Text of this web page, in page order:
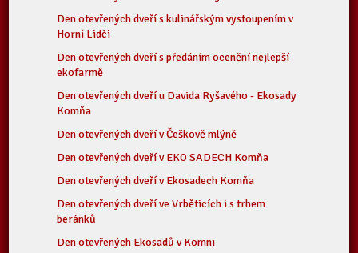
Den otevřených dveří s kulinářským vystoupením v
Horní Lidči
Den otevřených dveří s předáním ocenění nejlepší
ekofarmě
Den otevřených dveří u Davida Ryšavého - Ekosady
Komňa
Den otevřených dveří v Češkově mlýně
Den otevřených dveří v EKO SADECH Komňa
Den otevřených dveří v Ekosadech Komňa
Den otevřených dveří ve Vrběticích i s trhem
beránků
Den otevřených Ekosadů v Komni